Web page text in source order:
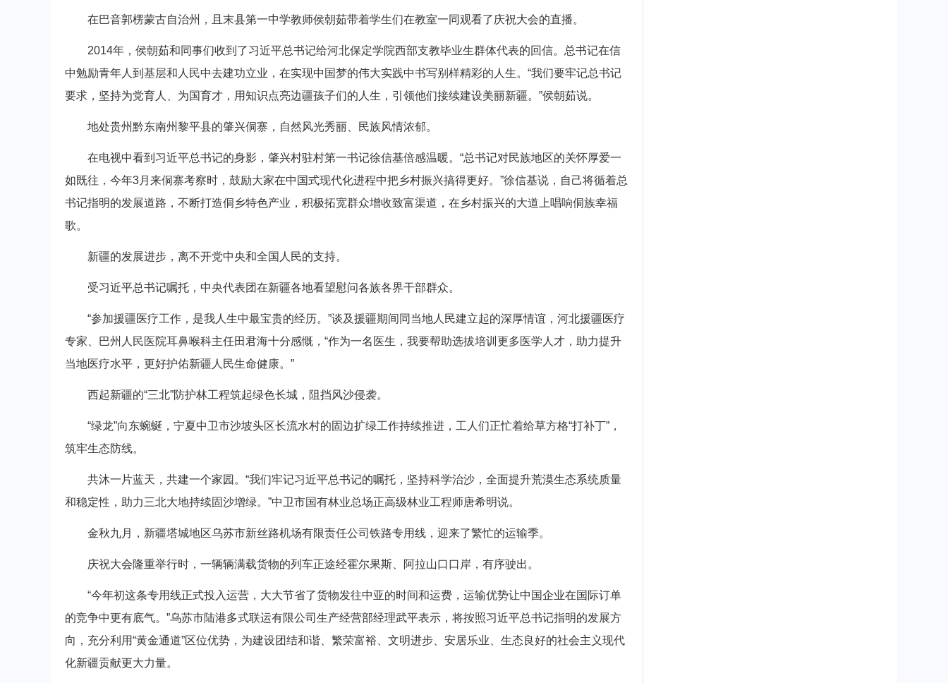
在巴音郭楞蒙古自治州，且末县第一中学教师侯朝茹带着学生们在教室一同观看了庆祝大会的直播。
2014年，侯朝茹和同事们收到了习近平总书记给河北保定学院西部支教毕业生群体代表的回信。总书记在信
中勉励青年人到基层和人民中去建功立业，在实现中国梦的伟大实践中书写别样精彩的人生。“我们要牢记总书记
要求，坚持为党育人、为国育才，用知识点亮边疆孩子们的人生，引领他们接续建设美丽新疆。”侯朝茹说。
地处贵州黔东南州黎平县的肇兴侗寨，自然风光秀丽、民族风情浓郁。
在电视中看到习近平总书记的身影，肇兴村驻村第一书记徐信基倍感温暖。“总书记对民族地区的关怀厚爱一
如既往，今年3月来侗寨考察时，鼓励大家在中国式现代化进程中把乡村振兴搞得更好。”徐信基说，自己将循着总
书记指明的发展道路，不断打造侗乡特色产业，积极拓宽群众增收致富渠道，在乡村振兴的大道上唱响侗族幸福
歌。
新疆的发展进步，离不开党中央和全国人民的支持。
受习近平总书记嘱托，中央代表团在新疆各地看望慰问各族各界干部群众。
“参加援疆医疗工作，是我人生中最宝贵的经历。”谈及援疆期间同当地人民建立起的深厚情谊，河北援疆医疗
专家、巴州人民医院耳鼻喉科主任田君海十分感慨，“作为一名医生，我要帮助选拔培训更多医学人才，助力提升
当地医疗水平，更好护佑新疆人民生命健康。”
西起新疆的“三北”防护林工程筑起绿色长城，阻挡风沙侵袭。
“绿龙”向东蜿蜒，宁夏中卫市沙坡头区长流水村的固边扩绿工作持续推进，工人们正忙着给草方格“打补丁”，
筑牢生态防线。
共沐一片蓝天，共建一个家园。“我们牢记习近平总书记的嘱托，坚持科学治沙，全面提升荒漠生态系统质量
和稳定性，助力三北大地持续固沙增绿。”中卫市国有林业总场正高级林业工程师唐希明说。
金秋九月，新疆塔城地区乌苏市新丝路机场有限责任公司铁路专用线，迎来了繁忙的运输季。
庆祝大会隆重举行时，一辆辆满载货物的列车正途经霍尔果斯、阿拉山口口岸，有序驶出。
“今年初这条专用线正式投入运营，大大节省了货物发往中亚的时间和运费，运输优势让中国企业在国际订单
的竞争中更有底气。”乌苏市陆港多式联运有限公司生产经营部经理武平表示，将按照习近平总书记指明的发展方
向，充分利用“黄金通道”区位优势，为建设团结和谐、繁荣富裕、文明进步、安居乐业、生态良好的社会主义现代
化新疆贡献更大力量。